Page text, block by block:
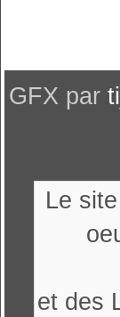
GFX par
Le
et des